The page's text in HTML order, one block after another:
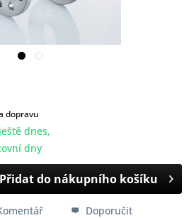
dopravu
dnes,
dny
Přidat do nákupního košíku
Doporučit